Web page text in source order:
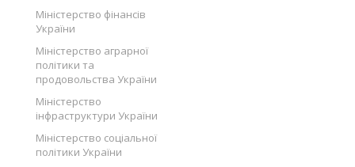
Міністерство фінансів
України
Міністерство аграрної
політики та
продовольства України
Міністерство
інфраструктури України
Міністерство соціальної
політики України